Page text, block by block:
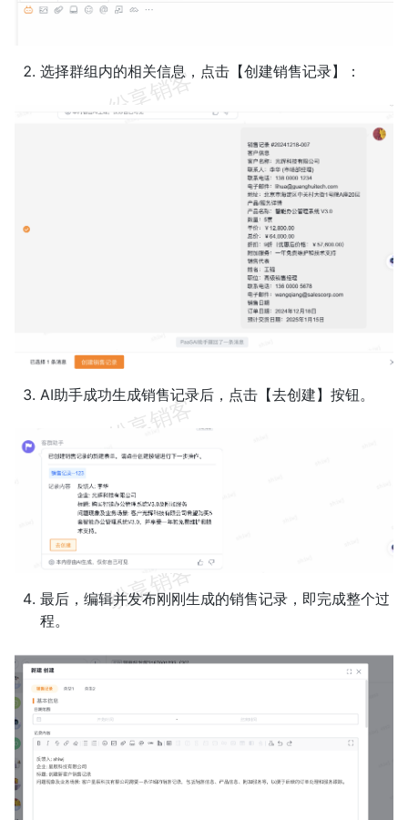
选择群组内的相关信息，点击【创建销售记录】：
AI助手成功生成销售记录后，点击【去创建】按钮。
最后，编辑并发布刚刚生成的销售记录，即完成整个过
程。